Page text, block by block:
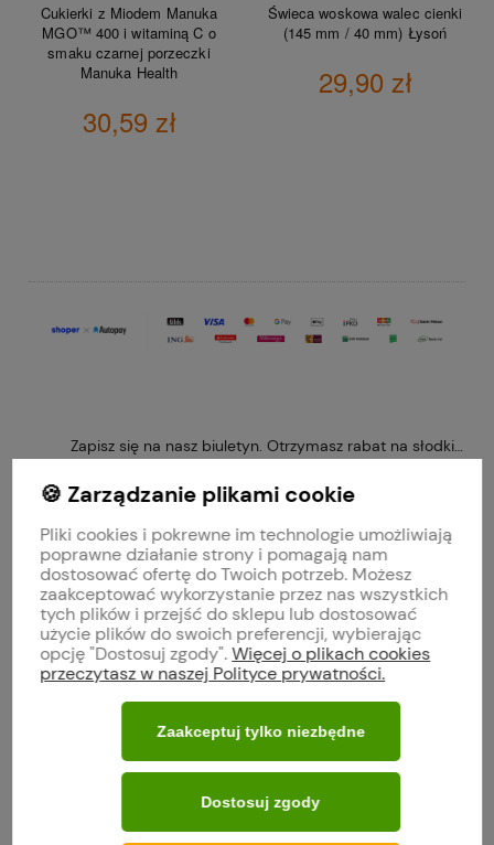
Cukierki z Miodem Manuka
MGO™ 400 i witaminą C o
smaku czarnej porzeczki
Manuka Health
30,59 zł
Świeca woskowa walec cienki
(145 mm / 40 mm) Łysoń
29,90 zł
Zapisz się na nasz biuletyn. Otrzymasz rabat na słodkie
polityce prywatności
Obserwuj nas na
MOJE KONTO
🍪 Zarządzanie plikami cookie
Pliki cookies i pokrewne im technologie umożliwiają
poprawne działanie strony i pomagają nam
dostosować ofertę do Twoich potrzeb. Możesz
zaakceptować wykorzystanie przez nas wszystkich
tych plików i przejść do sklepu lub dostosować
użycie plików do swoich preferencji, wybierając
opcję "Dostosuj zgody". Więcej o plikach cookies
przeczytasz w naszej Polityce prywatności.
Zaakceptuj tylko niezbędne
Dostosuj zgody